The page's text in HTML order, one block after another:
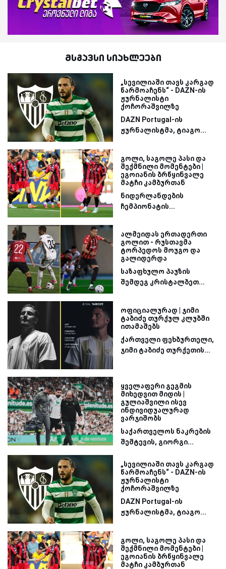
მსგავსი სიახლეები
„სევილიაში თავს კარგად
წარმოაჩენს“ - DAZN-ის
ჟურნალისტი
ქოჩორაშვილზე
DAZN Portugal-ის
ჟურნალისტმა, ტიაგო...
გოლი, საგოლე პასი და
შექმნილი მომენტები |
ეგოიანის ბრწყინვალე
მატჩი კამბურთან
ნიდერლანდების
ჩემპიონატის...
ალმეიდას ერთადერთი
გოლით - რუსთავმა
ტორპედოს მოუგო და
გალიდერდა
საზაფხულო პაუზის
შემდეგ კრისტალბეთ...
ოფიციალურად | ჯიმი
ტაბიძე თურქულ კლუბში
ითამაშებს
ქართველი ფეხბურთელი,
ჯიმი ტაბიძე თურქეთის...
ყველაფერი გეგმის
მიხედვით მიდის |
გულიაშვილი ისევ
ინდივიდუალურად
ვარჯიშობს
საქართველოს ნაკრების
შემტევის, გიორგი...
„სევილიაში თავს კარგად
წარმოაჩენს“ - DAZN-ის
ჟურნალისტი
ქოჩორაშვილზე
DAZN Portugal-ის
ჟურნალისტმა, ტიაგო...
გოლი, საგოლე პასი და
შექმნილი მომენტები |
ეგოიანის ბრწყინვალე
მატჩი კამბურთან